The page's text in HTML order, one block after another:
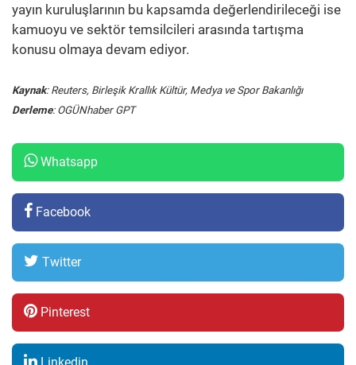
yayın kuruluşlarının bu kapsamda değerlendirileceği ise
kamuoyu ve sektör temsilcileri arasında tartışma
konusu olmaya devam ediyor.
Kaynak: Reuters, Birleşik Krallık Kültür, Medya ve Spor Bakanlığı
Derleme: OGÜNhaber GPT
Whatsapp
Facebook
Twitter
Pinterest
Linkedin